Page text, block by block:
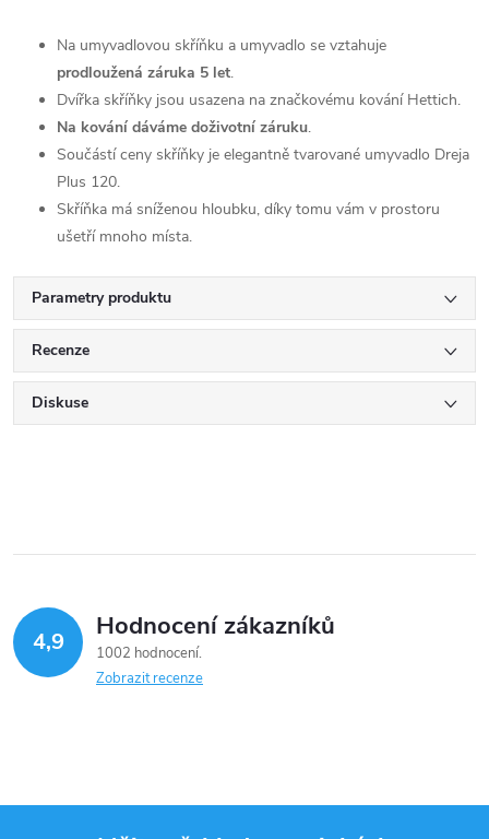
Na umyvadlovou skříňku a umyvadlo se vztahuje
prodloužená záruka 5 let.
Dvířka skříňky jsou usazena na značkovému kování Hettich.
Na kování dáváme doživotní záruku.
Součástí ceny skříňky je elegantně tvarované umyvadlo Dreja
Plus 120.
Skříňka má sníženou hloubku, díky tomu vám v prostoru
ušetří mnoho místa.
Parametry produktu
Recenze
Diskuse
4,9 Hodnocení zákazníků
1002 hodnocení
Zobrazit recenze